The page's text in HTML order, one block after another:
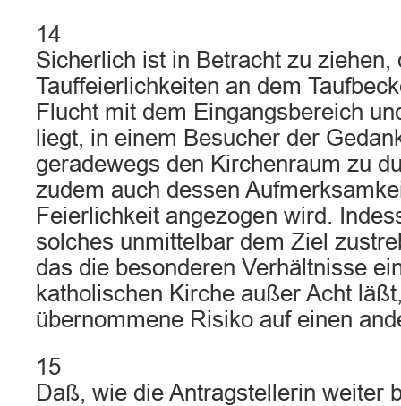
14
Sicherlich ist in Betracht zu ziehen,
Tauffeierlichkeiten an dem
Flucht mit dem Eingangsbereich
liegt, in einem Besucher der
geradewegs den Kirchenraum zu
zudem auch dessen
Feierlichkeit angezogen wird.
solches unmittelbar dem Ziel
das die besonderen Verhältnisse
katholischen Kirche außer Acht
übernommene Risiko auf einen
15
Daß, wie die Antragstellerin weiter